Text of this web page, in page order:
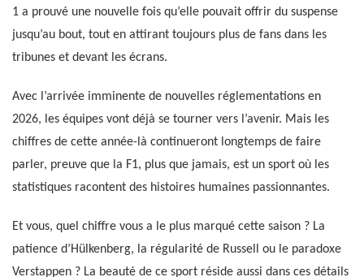
1 a prouvé une nouvelle fois qu’elle pouvait offrir du suspense
jusqu’au bout, tout en attirant toujours plus de fans dans les
tribunes et devant les écrans.
Avec l’arrivée imminente de nouvelles réglementations en
2026, les équipes vont déjà se tourner vers l’avenir. Mais les
chiffres de cette année-là continueront longtemps de faire
parler, preuve que la F1, plus que jamais, est un sport où les
statistiques racontent des histoires humaines passionnantes.
Et vous, quel chiffre vous a le plus marqué cette saison ? La
patience d’Hülkenberg, la régularité de Russell ou le paradoxe
Verstappen ? La beauté de ce sport réside aussi dans ces détails